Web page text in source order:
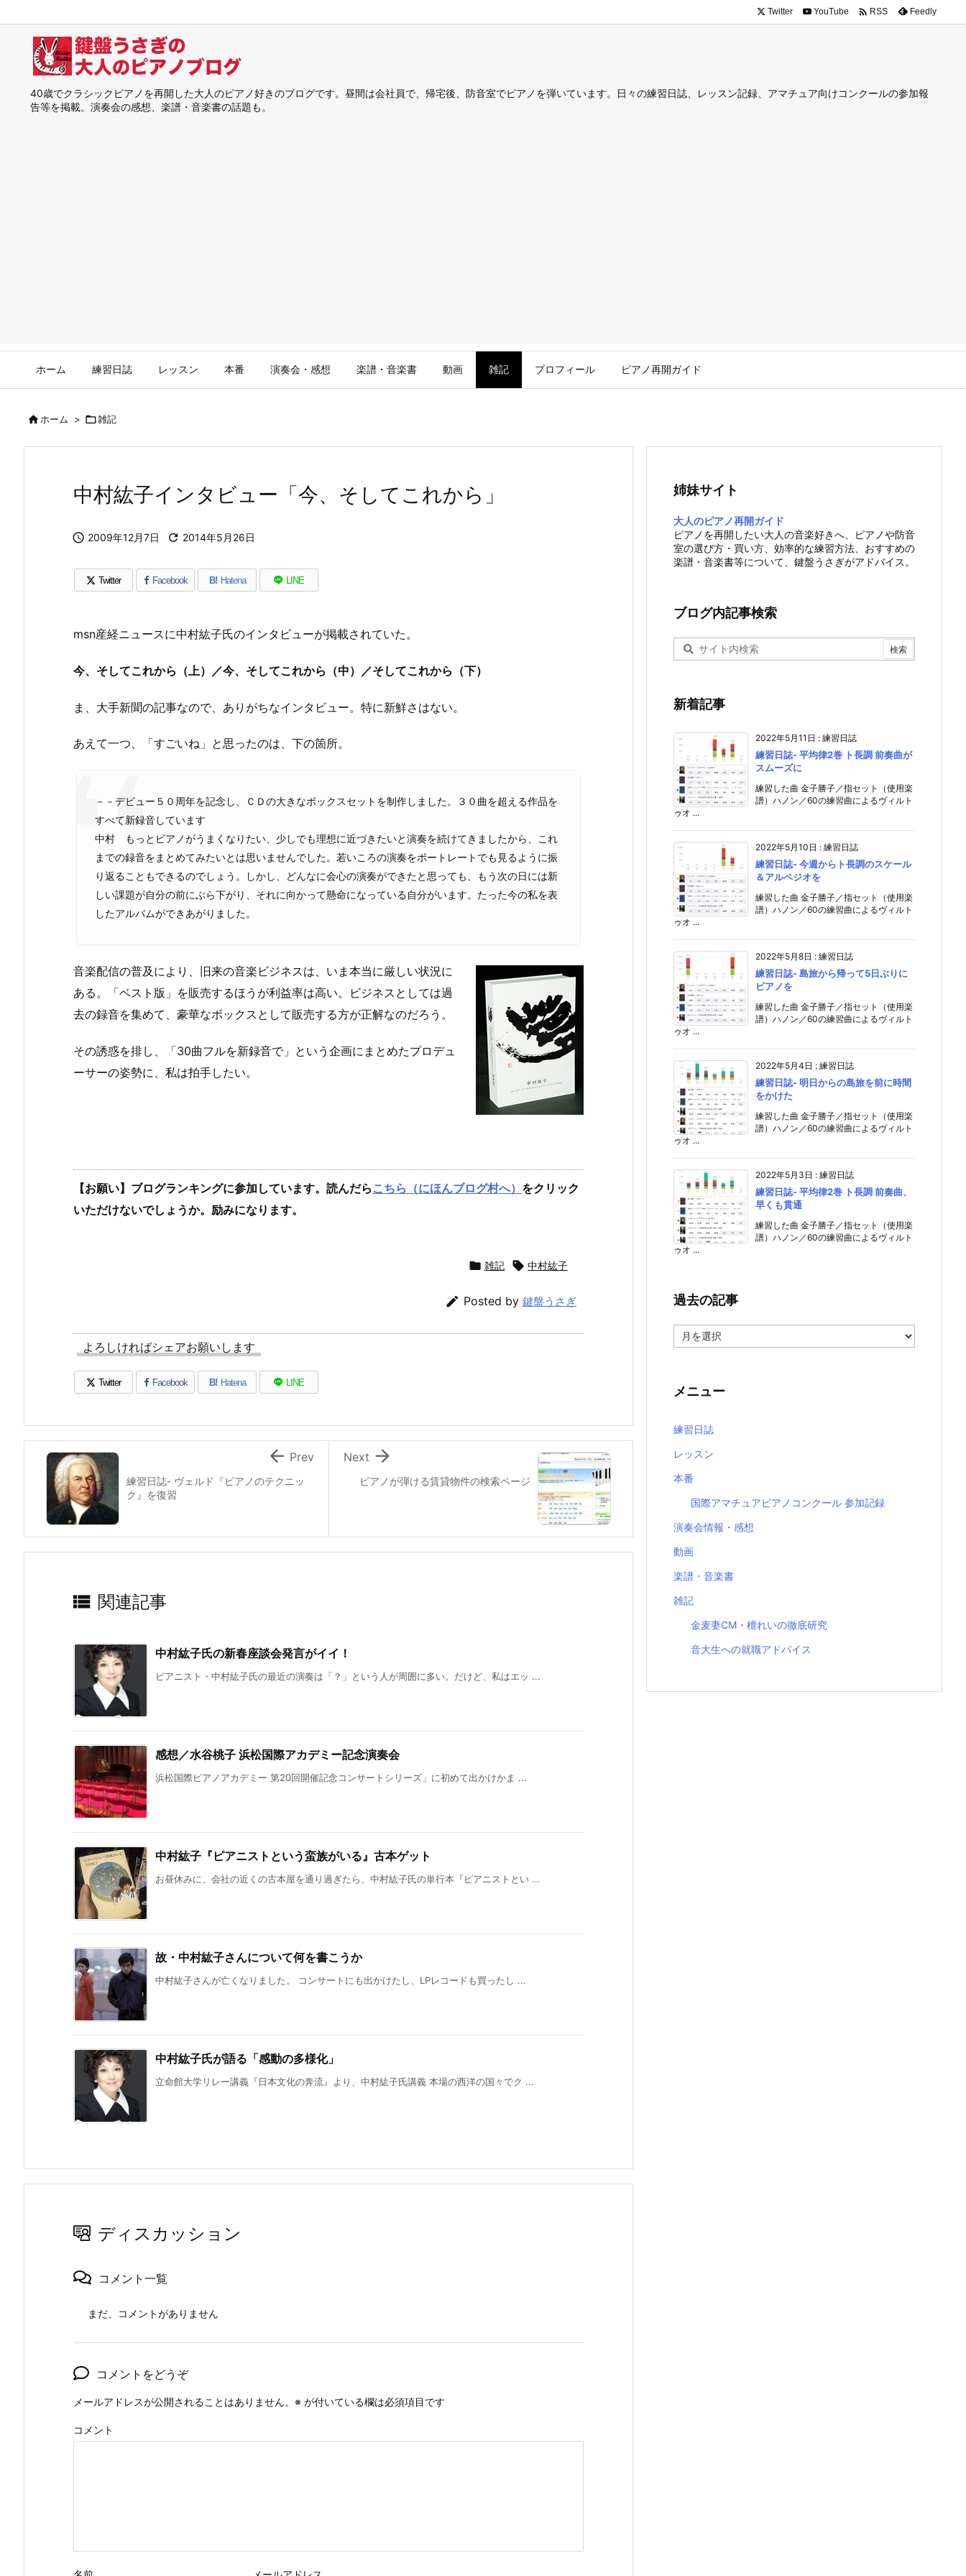
40歳でクラシックピアノを再開した大人のピアノ好きのブログです。昼間は会社員で、帰宅後、防音室でピアノを弾いています。日々の練習日誌、レッスン記録、アマチュア向けコンクールの参加報
告等を掲載。演奏会の感想、楽譜・音楽書の話題も。
ホーム 練習日誌 レッスン 本番 演奏会・感想 楽譜・音楽書 動画 雑記 プロフィール ピアノ再開ガイド
Twitter YouTube  RSS Feedly
ホーム > 雑記
中村紘子インタビュー「今、そしてこれから」
 2009年12月7日  2014年5月26日
Twitter Facebook B! Hatena LINE
msn産経ニュースに中村紘子氏のインタビューが掲載されていた。
今、そしてこれから（上）／今、そしてこれから（中）／そしてこれから（下）
ま、大手新聞の記事なので、ありがちなインタビュー。特に新鮮さはない。
あえて一つ、「すごいね」と思ったのは、下の箇所。
－－デビュー５０周年を記念し、ＣＤの大きなボックスセットを制作しました。３０曲を超える作品を
すべて新録音しています
中村 もっとピアノがうまくなりたい、少しでも理想に近づきたいと演奏を続けてきましたから、これ
までの録音をまとめてみたいとは思いませんでした。若いころの演奏をポートレートでも見るように振
り返ることもできるのでしょう。しかし、どんなに会心の演奏ができたと思っても、もう次の日には新
しい課題が自分の前にぶら下がり、それに向かって懸命になっている自分がいます。たった今の私を表
したアルバムができあがりました。
音楽配信の普及により、旧来の音楽ビジネスは、いま本当に厳しい状況に
ある。「ベスト版」を販売するほうが利益率は高い。ビジネスとしては過
去の録音を集めて、豪華なボックスとして販売する方が正解なのだろう。
その誘惑を排し、「30曲フルを新録音で」という企画にまとめたプロデュ
ーサーの姿勢に、私は拍手したい。
【お願い】ブログランキングに参加しています。読んだら こちら（にほんブログ村へ） をクリック
いただけないでしょうか。励みになります。
 雑記  中村紘子
 Posted by 鍵盤うさぎ
よろしければシェアお願いします
Twitter Facebook B! Hatena LINE
ピアノが弾ける賃貸物件の検索ページ

Next
練習日誌- ヴェルド『ピアノのテクニッ
ク』を復習
 Prev
 関連記事
中村紘子氏の新春座談会発言がイイ！
ピアニスト・中村紘子氏の最近の演奏は「？」という人が周囲に多い。だけど、私はエッ ...
感想／水谷桃子 浜松国際アカデミー記念演奏会
浜松国際ピアノアカデミー 第20回開催記念コンサートシリーズ」に初めて出かけかま ...
中村紘子『ピアニストという蛮族がいる』古本ゲット
お昼休みに、会社の近くの古本屋を通り過ぎたら、中村紘子氏の単行本『ピアニストとい ...
故・中村紘子さんについて何を書こうか
中村紘子さんが亡くなりました。 コンサートにも出かけたし、LPレコードも買ったし ...
中村紘子氏が語る「感動の多様化」
立命館大学リレー講義『日本文化の奔流』より、中村紘子氏講義 本場の西洋の国々でク ...
ディスカッション
コメント一覧
まだ、コメントがありません
コメントをどうぞ
メールアドレスが公開されることはありません。 ※ が付いている欄は必須項目です
コメント
姉妹サイト
大人のピアノ再開ガイド
ピアノを再開したい大人の音楽好きへ、ピアノや防音
室の選び方・買い方、効率的な練習方法、おすすめの
楽譜・音楽書等について、鍵盤うさぎがアドバイス。
ブログ内記事検索
新着記事
2022年5月11日 : 練習日誌
練習日誌- 平均律2巻 ト長調 前奏曲が
スムーズに
練習した曲 金子勝子／指セット（使用楽
譜）ハノン／60の練習曲によるヴィルト
ゥオ ...
2022年5月10日 : 練習日誌
練習日誌- 今週からト長調のスケール
＆アルペジオを
練習した曲 金子勝子／指セット（使用楽
譜）ハノン／60の練習曲によるヴィルト
ゥオ ...
2022年5月8日 : 練習日誌
練習日誌- 島旅から帰って5日ぶりに
ピアノを
練習した曲 金子勝子／指セット（使用楽
譜）ハノン／60の練習曲によるヴィルト
ゥオ ...
2022年5月4日 : 練習日誌
練習日誌- 明日からの島旅を前に時間
をかけた
練習した曲 金子勝子／指セット（使用楽
譜）ハノン／60の練習曲によるヴィルト
ゥオ ...
2022年5月3日 : 練習日誌
練習日誌- 平均律2巻 ト長調 前奏曲、
早くも貫通
練習した曲 金子勝子／指セット（使用楽
譜）ハノン／60の練習曲によるヴィルト
ゥオ ...
過去の記事
去
事
メニュー
練習日誌
レッスン
本番
国際アマチュアピアノコンクール 参加記録
演奏会情報・感想
動画
楽譜・音楽書
雑記
金麦妻CM・檀れいの徹底研究
音大生への就職アドバイス